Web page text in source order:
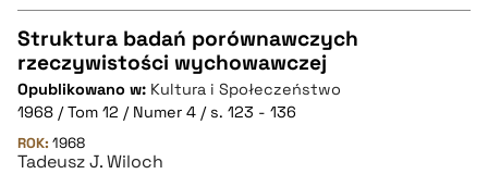
pobierz cytat
CZYSTY TEKST
pobierz cytat
Struktura badań porównawczych
rzeczywistości wychowawczej
Opublikowano w: Kultura i Społeczeństwo
1968 / Tom 12 / Numer 4 / s. 123 - 136
ROK: 1968
Tadeusz J. Wiloch